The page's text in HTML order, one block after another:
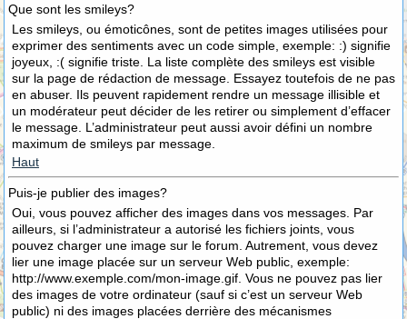
Que sont les smileys?
Les smileys, ou émoticônes, sont de petites images utilisées pour
exprimer des sentiments avec un code simple, exemple: :) signifie
joyeux, :( signifie triste. La liste complète des smileys est visible
sur la page de rédaction de message. Essayez toutefois de ne pas
en abuser. Ils peuvent rapidement rendre un message illisible et
un modérateur peut décider de les retirer ou simplement d’effacer
le message. L’administrateur peut aussi avoir défini un nombre
maximum de smileys par message.
Haut
Puis-je publier des images?
Oui, vous pouvez afficher des images dans vos messages. Par
ailleurs, si l’administrateur a autorisé les fichiers joints, vous
pouvez charger une image sur le forum. Autrement, vous devez
lier une image placée sur un serveur Web public, exemple:
http://www.exemple.com/mon-image.gif. Vous ne pouvez pas lier
des images de votre ordinateur (sauf si c’est un serveur Web
public) ni des images placées derrière des mécanismes